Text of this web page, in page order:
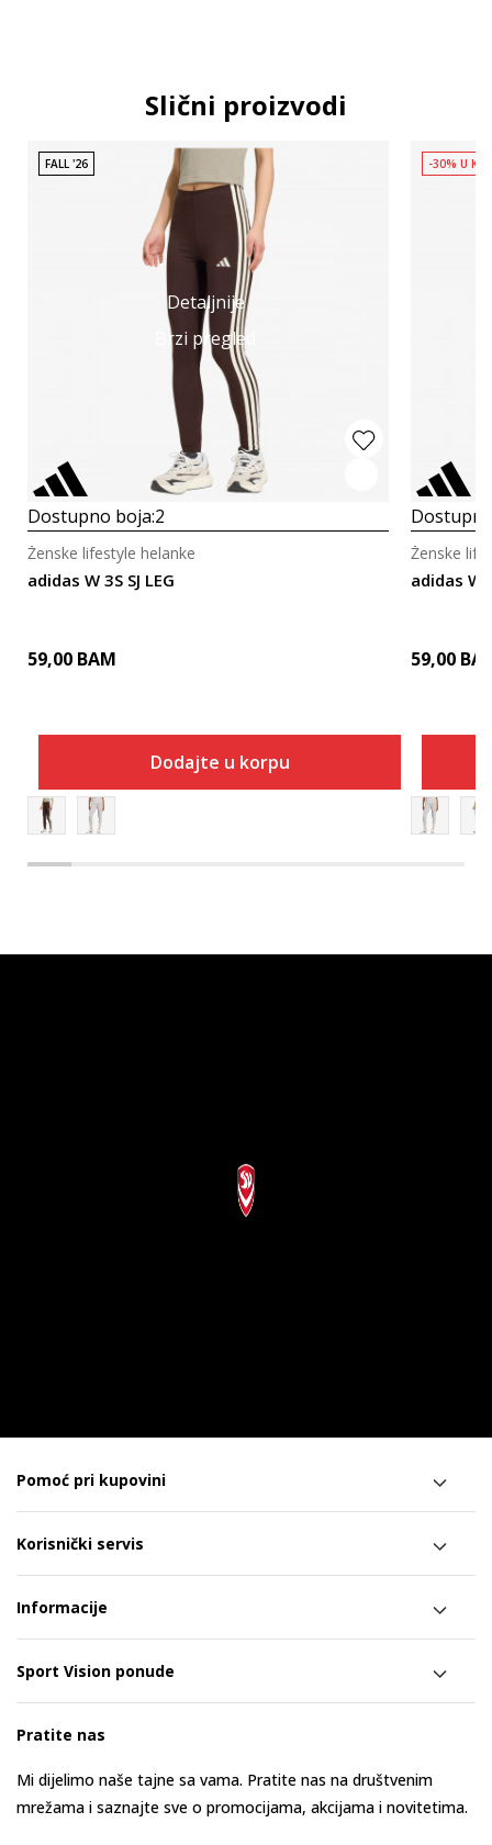
Slični proizvodi
Detaljnije
Brzi pregled
FALL '26
Dostupno boja:2
adidas W 3S SJ LEG
Ženske lifestyle helanke
59,00 BAM
Dodajte u korpu
-30% U
adidas W
Ženske
59,00
Pomoć pri kupovini
Korisnički servis
Informacije
Sport Vision ponude
Pratite nas
Mi dijelimo naše tajne sa vama. Pratite nas na društvenim
mrežama i saznajte sve o promocijama, akcijama i novitetima.